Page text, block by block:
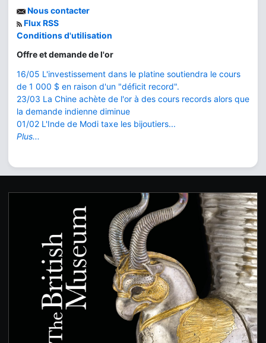
Nous contacter
Flux RSS
Conditions d'utilisation
Offre et demande de l'or
16/05 L'investissement dans le platine soutiendra le cours
de 1 000 $ en raison d'un "déficit record".
23/03 La Chine achète de l'or à des cours records alors que
la demande indienne diminue
01/02 L'Inde de Modi taxe les bijoutiers...
Plus...